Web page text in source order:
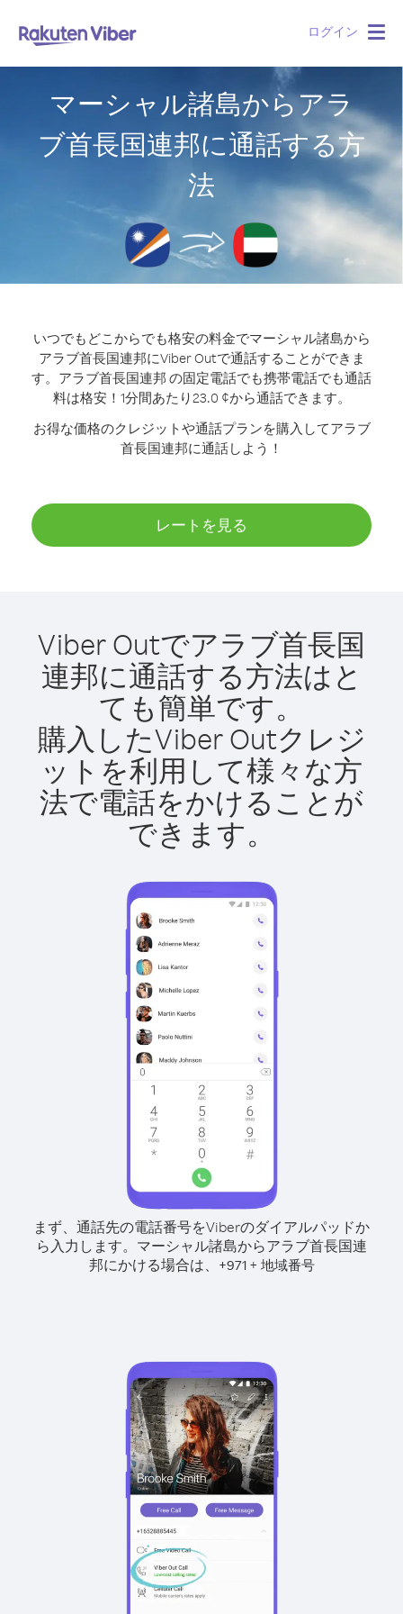
ログイン
マーシャル諸島からアラ
ブ首長国連邦に通話する方
法
いつでもどこからでも格安の料金でマーシャル諸島から
アラブ首長国連邦にViber Outで通話することができま
す。 アラブ首長国連邦 の固定電話でも携帯電話でも通話
料は格安！1分間あたり23.0 ¢から通話できます。
お得な価格のクレジットや通話プランを購入してアラブ
首長国連邦に通話しよう！
レートを見る
Viber Outでアラブ首長国
連邦に通話する方法はと
ても簡単です。
購入したViber Outクレジ
ットを利用して様々な方
法で電話をかけることが
できます。
まず、通話先の電話番号をViberのダイアルパッドか
ら入力します。 マーシャル諸島からアラブ首長国連
邦にかける場合は、
+971+ 地域番号